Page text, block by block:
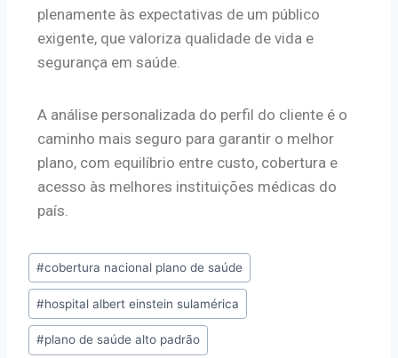
plenamente às expectativas de um público
exigente, que valoriza qualidade de vida e
segurança em saúde.
A análise personalizada do perfil do cliente é o
caminho mais seguro para garantir o melhor
plano, com equilíbrio entre custo, cobertura e
acesso às melhores instituições médicas do
país.
#cobertura nacional plano de saúde
#hospital albert einstein sulamérica
#plano de saúde alto padrão